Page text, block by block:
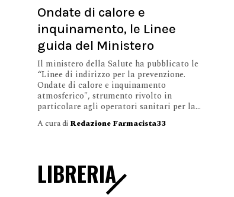
Ondate di calore e
inquinamento, le Linee
guida del Ministero
Il ministero della Salute ha pubblicato le
“Linee di indirizzo per la prevenzione.
Ondate di calore e inquinamento
atmosferico", strumento rivolto in
particolare agli operatori sanitari per la...
A cura di Redazione Farmacista33
LIBRERIA